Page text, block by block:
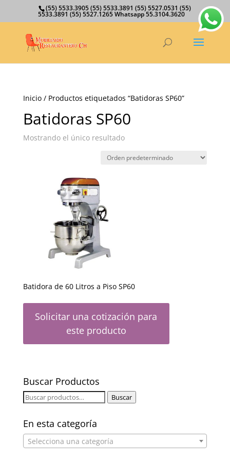
(55) 5533.3905 (55) 5533.3891 (55) 5527.0531 (55)
5533.3891 (55) 5527.1265 Whatsapp 55.3104.3620
Inicio/ Productos etiquetados “Batidoras SP60”
Batidoras SP60
Mostrando el único resultado
Batidora de 60 Litros a Piso SP60
Solicitar una cotización para
este producto
Buscar Productos
Buscar
Buscar
En esta categoría
Selecciona una categoría